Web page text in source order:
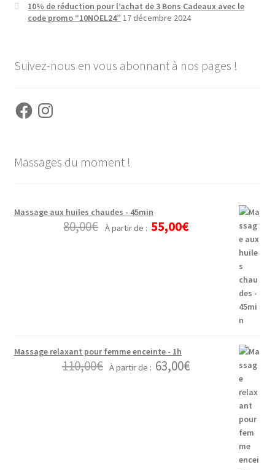
10% de réduction pour l’achat de 3 Bons Cadeaux avec le
code promo “10NOEL24” 17 décembre 2024
Suivez-nous en vous abonnant à nos pages !
FacebookInstagram
Massages du moment !
Massage aux huiles chaudes - 45min
80,00€ À partir de : 55,00€
Massage relaxant pour femme enceinte - 1h
110,00€ À partir de : 63,00€